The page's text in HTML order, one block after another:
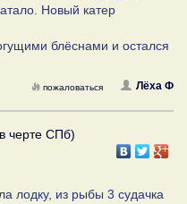
Новый катер
блёснами и остался
Лёха Ф
пожаловаться
черте СПб)
лодку, из рыбы 3 судачка